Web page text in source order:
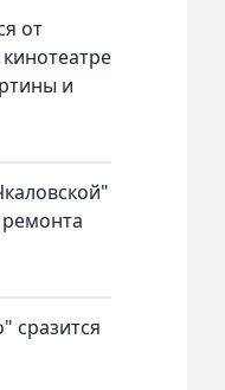
от
и
ремонта
сразится